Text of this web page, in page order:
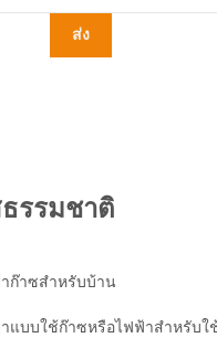
ส่ง
รรมชาติ
าก๊าซสำหรับบ้าน
าแบบใช้ก๊าซหรือไฟฟ้าสำหรับใ